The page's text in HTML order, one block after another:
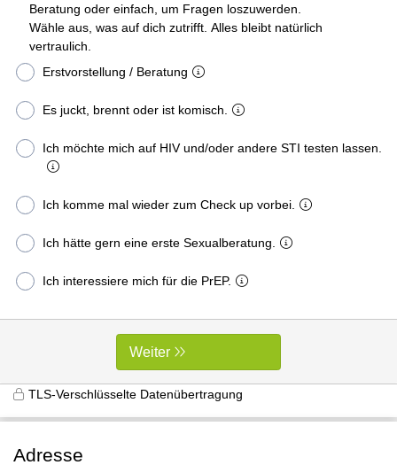
Beratung oder einfach, um Fragen loszuwerden.
Wähle aus, was auf dich zutrifft. Alles bleibt natürlich
vertraulich.
Erstvorstellung / Beratung
Es juckt, brennt oder ist komisch.
Ich möchte mich auf HIV und/oder andere STI testen lassen.
Ich komme mal wieder zum Check up vorbei.
Ich hätte gern eine erste Sexualberatung.
Ich interessiere mich für die PrEP.
Weiter
TLS-Verschlüsselte Datenübertragung
Adresse